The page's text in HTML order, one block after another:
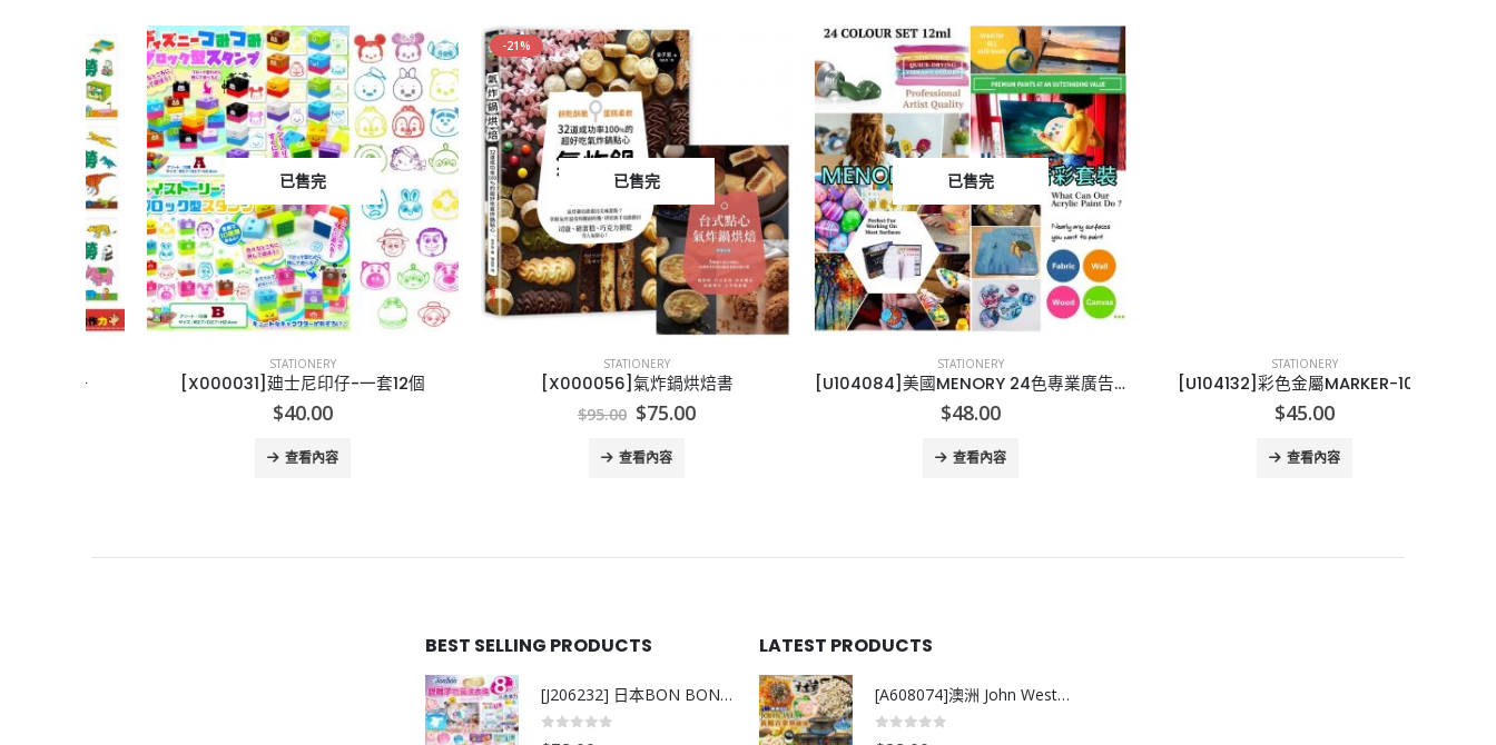
已售完
STATIONERY
[X000031]廸士尼印仔-一套12個
40.00
查看內容
-21%
已售完
STATIONERY
[X000056]氣炸鍋烘焙書
Original
was:
$95.00.
$75.00Current
is:
$75.00.
查看內容
已售完
STATIONERY
[U104084]美國MENORY 24色專業廣告彩套裝
48.00
查看內容
STATIONERY
[U104132]彩色金屬MARKER-10色
45.00
查看內容
BEST SELLING PRODUCTS
[J206232] 日本BON BON銀離子抗菌啫喱洗衣珠 (80粒)
LATEST PRODUCTS
[A608074]澳洲 John West黃鮨吞拿魚罐頭